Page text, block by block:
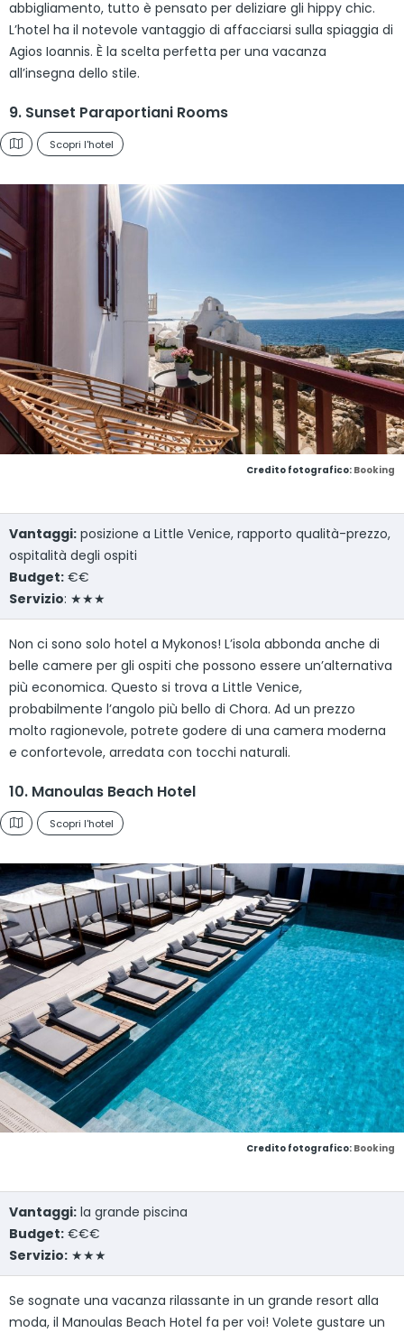
abbigliamento, tutto è pensato per deliziare gli hippy chic.
L’hotel ha il notevole vantaggio di affacciarsi sulla spiaggia di
Agios Ioannis. È la scelta perfetta per una vacanza
all’insegna dello stile.
9. Sunset Paraportiani Rooms
Scopri l'hotel
Credito fotografico: Booking
Vantaggi: posizione a Little Venice, rapporto qualità-prezzo,
ospitalità degli ospiti
Budget: €€
Servizio: ★★★
Non ci sono solo hotel a Mykonos! L’isola abbonda anche di
belle camere per gli ospiti che possono essere un’alternativa
più economica. Questo si trova a Little Venice,
probabilmente l’angolo più bello di Chora. Ad un prezzo
molto ragionevole, potrete godere di una camera moderna
e confortevole, arredata con tocchi naturali.
10. Manoulas Beach Hotel
Scopri l'hotel
Credito fotografico: Booking
Vantaggi: la grande piscina
Budget: €€€
Servizio: ★★★
Se sognate una vacanza rilassante in un grande resort alla
moda, il Manoulas Beach Hotel fa per voi! Volete gustare un